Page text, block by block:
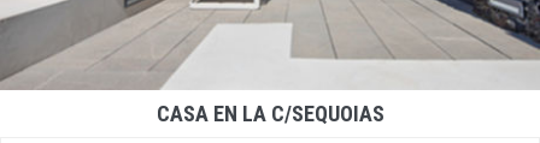
CASA EN LA C/SEQUOIAS